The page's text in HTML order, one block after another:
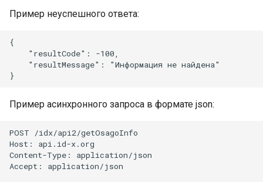
Пример неуспешного ответа:
{
    "resultCode": -100,
    "resultMessage": "Информация не найдена"
Пример асинхронного запроса в формате json:
POST /idx/api2/getOsagoInfo
Host: api.id-x.org
Content-Type: application/json
Accept: application/json